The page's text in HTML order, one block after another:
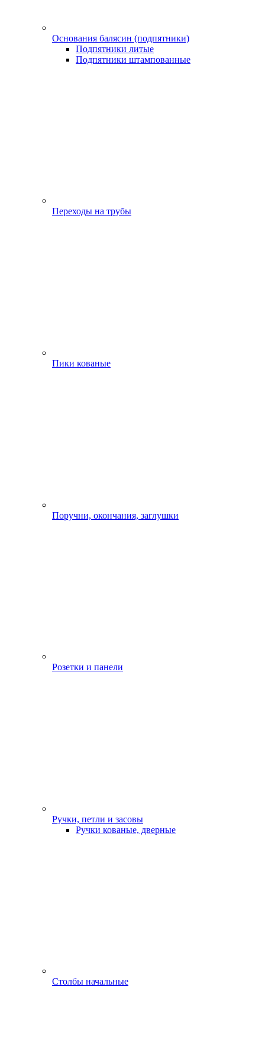
Основания балясин (подпятники)
Подпятники литые
Подпятники штампованные
Переходы на трубы
Пики кованые
Поручни, окончания, заглушки
Розетки и панели
Ручки, петли и засовы
Ручки кованые, дверные
Столбы начальные